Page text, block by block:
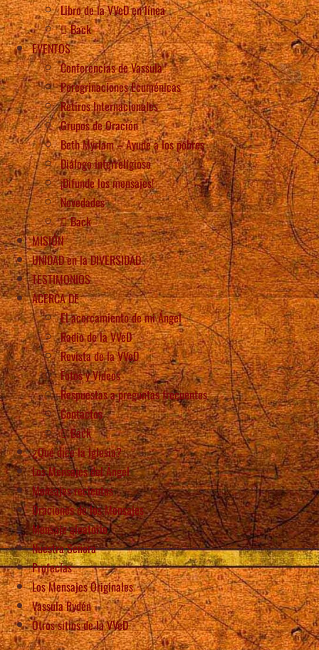
Libro de la VVeD en línea
Back
EVENTOS
Conferencias de Vassula
Peregrinaciones Ecuménicas
Retiros Internacionales
Grupos de Oración
Beth Myriam – Ayude a los pobres
Diálogo interreligioso
¡Difunde los mensajes!
Novedades
Back
MISIÓN
UNIDAD en la DIVERSIDAD
TESTIMONIOS
ACERCA DE
El acercamiento de mi Ángel
Radio de la VVeD
Revista de la VVeD
Fotos y Videos
Respuestas a preguntas frecuentes
Contactos
Back
¿Qué dice la Iglesia?
Los Mensajes del Ángel
Mensajes recientes
Oraciones de los Mensajes
Mensaje aleatorio
Nuestra Señora
Profecías
Los Mensajes Originales
Vassula Rydén
Otros sitios de la VVeD